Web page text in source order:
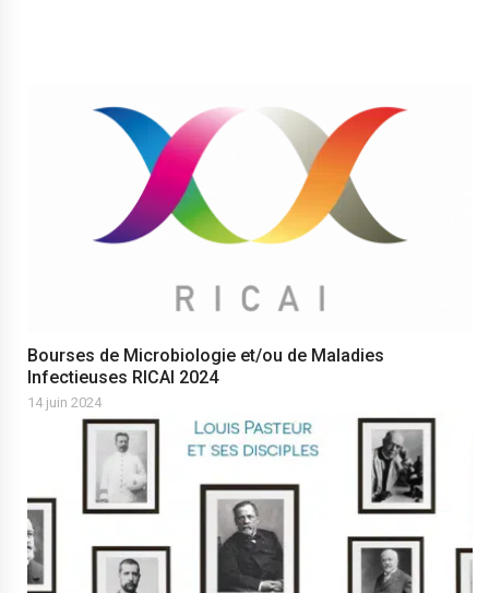
Bourses de Microbiologie et/ou de Maladies
Infectieuses RICAI 2024
14 juin 2024